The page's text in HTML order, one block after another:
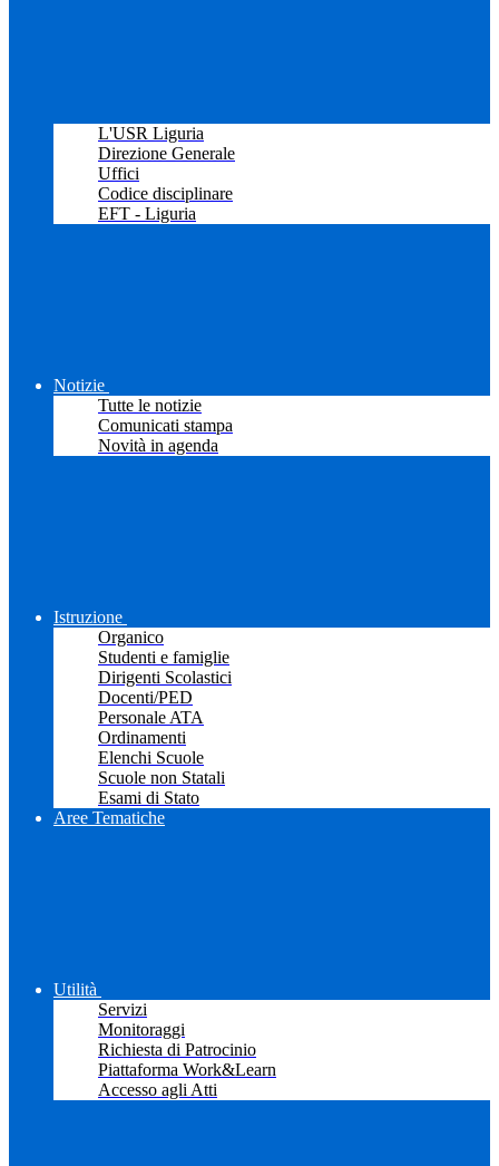
L'USR Liguria
Direzione Generale
Uffici
Codice disciplinare
EFT - Liguria
Notizie
Tutte le notizie
Comunicati stampa
Novità in agenda
Istruzione
Organico
Studenti e famiglie
Dirigenti Scolastici
Docenti/PED
Personale ATA
Ordinamenti
Elenchi Scuole
Scuole non Statali
Esami di Stato
Aree Tematiche
Utilità
Servizi
Monitoraggi
Richiesta di Patrocinio
Piattaforma Work&Learn
Accesso agli Atti